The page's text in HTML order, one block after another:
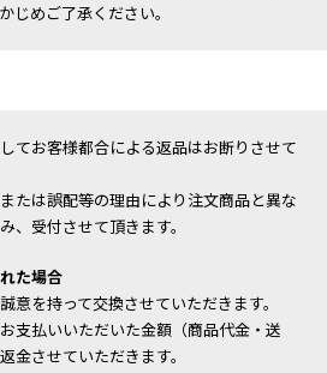
じめご了承ください。
てお客様都合による返品はお断りさせて
たは誤配等の理由により注文商品と異な
、受付させて頂きます。
た場合
意を持って交換させていただきます。
支払いいただいた金額（商品代金・送
金させていただきます。